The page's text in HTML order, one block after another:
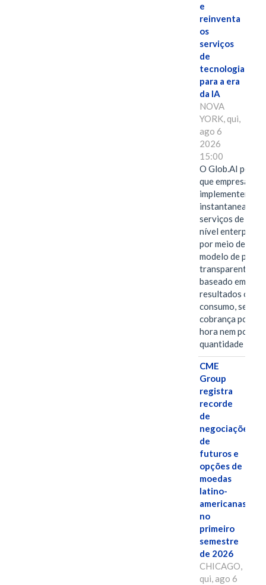
e
reinventa
os
serviços
de
tecnologia
para a era
da IA
NOVA
YORK, qui,
ago 6
2026
15:00
O Glob.AI
que empresas
implementem
serviços de IA de
nível enterprise
por meio de um
modelo de
transparente,
baseado em
resultados ou
consumo, sem
cobrança por
hora nem por
quantidade de…
CME
Group
registra
recorde
de
negociações
de
futuros e
opções de
moedas
latino-
americanas
no
primeiro
semestre
de 2026
CHICAGO,
qui, ago 6